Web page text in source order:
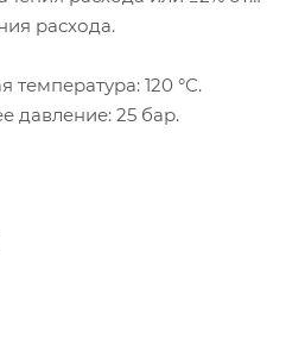
расхода.
температура: 120 °С.
давление: 25 бар.